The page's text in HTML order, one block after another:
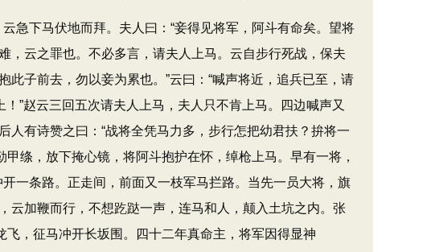
下马伏地而拜。夫人曰：“妾得见将军，阿斗有命矣。望将
，云之罪也。不必多言，请夫人上马。云自步行死战，保夫
此子前去，勿以妾为累也。”云曰：“喊声将近，追兵已至，请
”赵云三回五次请夫人上马，夫人只不肯上马。四边喊声又
人有诗赞之曰：“战将全凭马力多，步行怎把幼君扶？拚将一
绦，放下掩心镜，将阿斗抱护在怀，绰枪上马。早有一将，
一条路。正走间，前面又一枝军马拦路。当先一员大将，旗
云加鞭而行，不想趷跶一声，连马和人，颠入土坑之内。张
，征马冲开长坂围。四十二年真命主，将军因得显神